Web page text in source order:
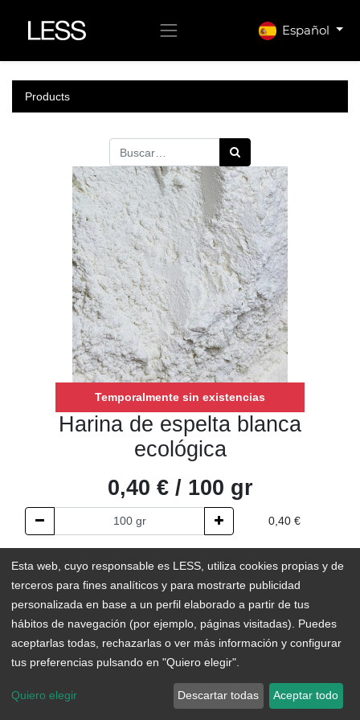
Español
Products
Temporalmente sin existencias
Harina de espelta blanca
ecológica
0,40 € / 100 gr
0,40 €
AÑADIR AL CARRITO
Temporalmente sin existencias
Add to Wishlist
Esta web, cuyo responsable es LESS, utiliza cookies propias y de
terceros para fines analíticos y para mostrarte publicidad
personalizada en base a un perfil elaborado a partir de tus
hábitos de navegación (por ejemplo, páginas visitadas). Puedes
aceptarlas todas, rechazarlas o ver más información y configurar
tus preferencias pulsando en "Quiero elegir".
Quiero elegir Descartar todas Aceptar todo